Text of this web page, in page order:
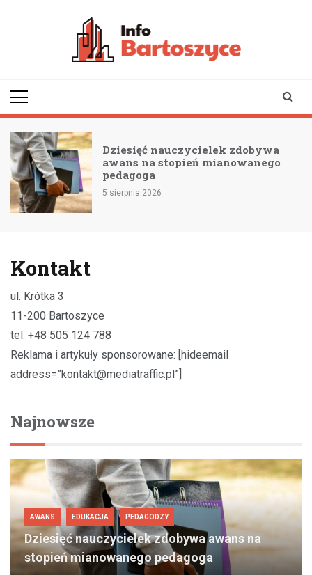
Dziesięć nauczycielek zdobywa
awans na stopień mianowanego
pedagoga
5 sierpnia 2026
Kontakt
ul. Krótka 3
11-200 Bartoszyce
tel. +48 505 124 788
Reklama i artykuły sponsorowane: [hideemail
address=”kontakt@mediatraffic.pl”]
Najnowsze
AWANS EDUKACJA PEDAGODZY
Dziesięć nauczycielek zdobywa awans na
stopień mianowanego pedagoga